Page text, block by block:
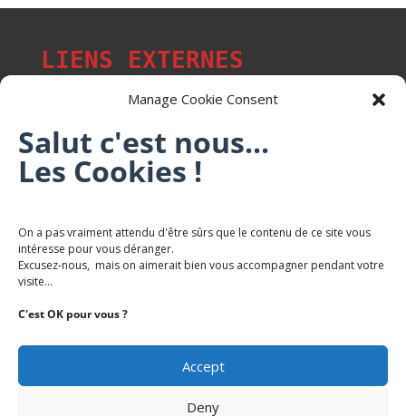
Manage Cookie Consent
Salut c'est nous...
Les Cookies !
On a pas vraiment attendu d'être sûrs que le contenu de ce site vous
intéresse pour vous déranger.
Excusez-nous, mais on aimerait bien vous accompagner pendant votre
visite...
C'est OK pour vous ?
Accept
Deny
LIENS EXTERNES
Les p'tits citoyens de Mont-Saint-Martin
Trail Saintmartinois Daniel FEITE
Karaté Mont Saint Martin